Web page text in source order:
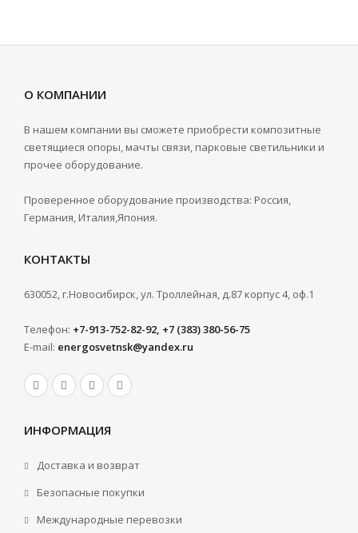
О КОМПАНИИ
В нашем компании вы сможете приобрести композитные
светящиеся опоры, мачты связи, парковые светильники и
прочее оборудование.
Проверенное оборудование производства: Россия,
Германия, Италия,Япония.
КОНТАКТЫ
630052, г.Новосибирск, ул. Троллейная, д.87 корпус 4, оф.1
Телефон: +7-913-752-82-92, +7 (383) 380-56-75
E-mail: energosvetnsk@yandex.ru
ИНФОРМАЦИЯ
Доставка и возврат
Безопасные покупки
Международные перевозки